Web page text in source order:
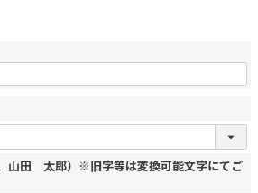
山田 太郎）※旧字等は変換可能文字にてご